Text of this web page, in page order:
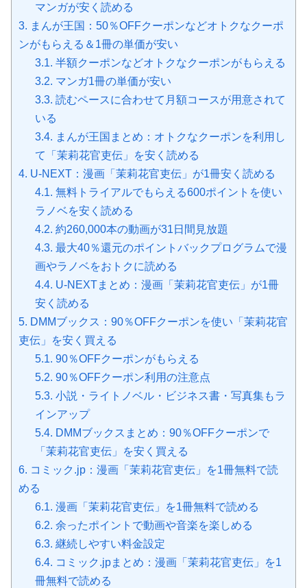
マンガが安く読める
3. まんが王国：50％OFFクーポンなどオトクなクーポ
ンがもらえる＆1冊の単価が安い
3.1. 半額クーポンなどオトクなクーポンがもらえる
3.2. マンガ1冊の単価が安い
3.3. 読むペースに合わせて月額コースが用意されて
いる
3.4. まんが王国まとめ：オトクなクーポンを利用し
て「茉莉花官吏伝」を安く読める
4. U-NEXT：漫画「茉莉花官吏伝」が1冊安く読める
4.1. 無料トライアルでもらえる600ポイントを使い
ラノベを安く読める
4.2. 約260,000本の動画が31日間見放題
4.3. 最大40％還元のポイントバックプログラムで漫
画やラノベをおトクに読める
4.4. U-NEXTまとめ：漫画「茉莉花官吏伝」が1冊
安く読める
5. DMMブックス：90％OFFクーポンを使い「茉莉花官
吏伝」を安く買える
5.1. 90％OFFクーポンがもらえる
5.2. 90％OFFクーポン利用の注意点
5.3. 小説・ライトノベル・ビジネス書・写真集もラ
インアップ
5.4. DMMブックスまとめ：90％OFFクーポンで
「茉莉花官吏伝」を安く買える
6. コミック.jp：漫画「茉莉花官吏伝」を1冊無料で読
める
6.1. 漫画「茉莉花官吏伝」を1冊無料で読める
6.2. 余ったポイントで動画や音楽を楽しめる
6.3. 継続しやすい料金設定
6.4. コミック.jpまとめ：漫画「茉莉花官吏伝」を1
冊無料で読める